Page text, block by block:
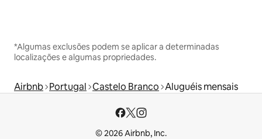
*Algumas exclusões podem se aplicar a determinadas
localizações e algumas propriedades.
Airbnb Portugal Castelo Branco Aluguéis mensais
© 2026 Airbnb, Inc.